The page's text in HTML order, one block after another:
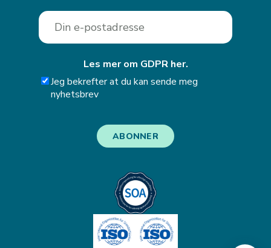
Les mer om GDPR her.
Jeg bekrefter at du kan sende meg
nyhetsbrev
ABONNER